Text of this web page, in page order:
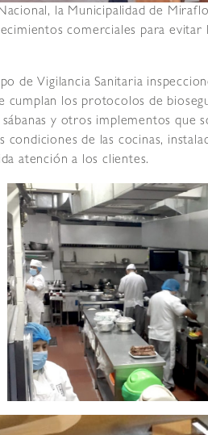
la Municipalidad de
comerciales para evitar
de Vigilancia Sanitaria
cumplan los protocolos de
y otros implementos que
de las cocinas,
atención a los clientes.